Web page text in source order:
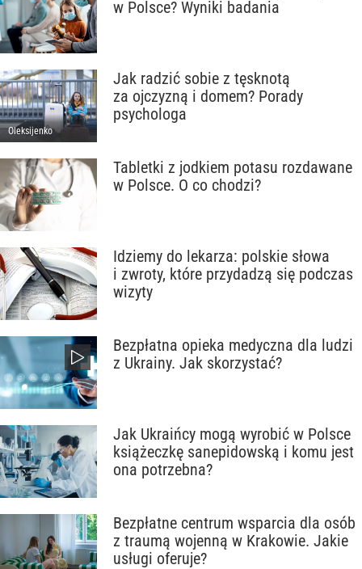
w Polsce? Wyniki badania
Oleksijenko
Jak radzić sobie z tęsknotą
za ojczyzną i domem? Porady
psychologa
Tabletki z jodkiem potasu rozdawane
w Polsce. O co chodzi?
Idziemy do lekarza: polskie słowa
i zwroty, które przydadzą się podczas
wizyty
Bezpłatna opieka medyczna dla ludzi
z Ukrainy. Jak skorzystać?
Jak Ukraińcy mogą wyrobić w Polsce
książeczkę sanepidowską i komu jest
ona potrzebna?
Bezpłatne centrum wsparcia dla osób
z traumą wojenną w Krakowie. Jakie
usługi oferuje?